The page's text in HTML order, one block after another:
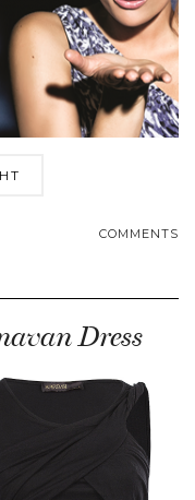
COMMENTS
Dress